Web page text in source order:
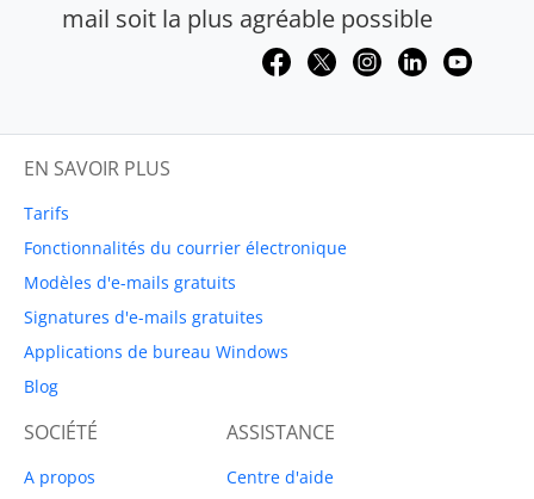
mail soit la plus agréable possible
EN SAVOIR PLUS
Tarifs
Fonctionnalités du courrier électronique
Modèles d'e-mails gratuits
Signatures d'e-mails gratuites
Applications de bureau Windows
Blog
SOCIÉTÉ
A propos
ASSISTANCE
Centre d'aide